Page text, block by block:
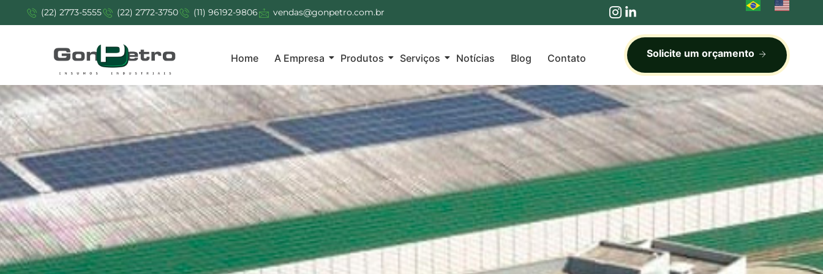
(22) 2773-5555 (22) 2772-3750 (11) 96192-9806 vendas@gonpetro.com.br
Home A Empresa Produtos Serviços Notícias Blog Contato Solicite um orçamento